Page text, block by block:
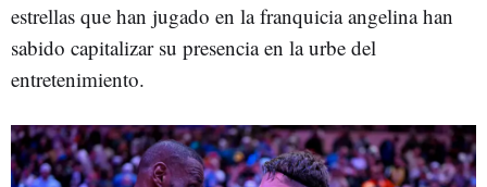
estrellas que han jugado en la franquicia angelina han
sabido capitalizar su presencia en la urbe del
entretenimiento.